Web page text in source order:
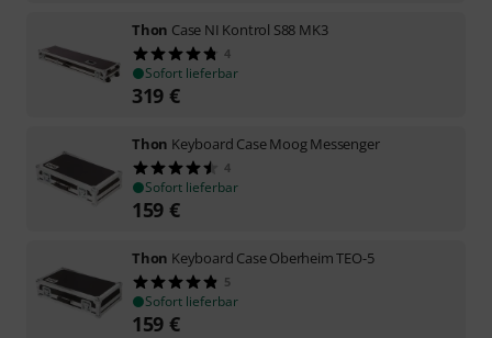
Thon Case NI Kontrol S88 MK3
4
Sofort lieferbar
319 €
Thon Keyboard Case Moog Messenger
4
Sofort lieferbar
159 €
Thon Keyboard Case Oberheim TEO-5
5
Sofort lieferbar
159 €